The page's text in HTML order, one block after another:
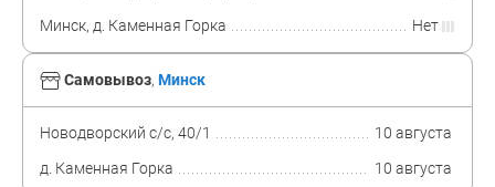
Самовывоз, Минск
Новодворский с/с, 40/1
10 августа
д. Каменная Горка
10 августа
Минск, д. Каменная Горка
Нет